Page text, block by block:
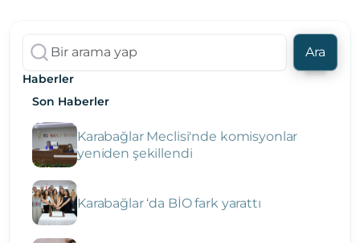
Ara
Haberler
Son Haberler
Karabağlar Meclisi'nde komisyonlar
yeniden şekillendi
Karabağlar ‘da BİO fark yarattı